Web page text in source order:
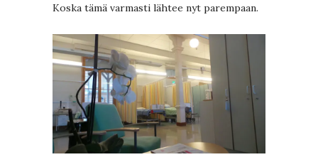
Koska tämä varmasti lähtee nyt parempaan.